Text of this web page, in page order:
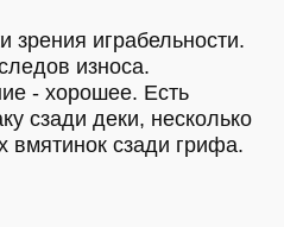
зрения играбельности.
износа.
- хорошее. Есть
сзади деки, несколько
вмятинок сзади грифа.